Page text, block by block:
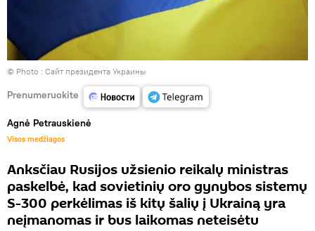
© Photo : Сайт президента Украины
Prenumeruokite
Agnė Petrauskienė
Visos medžiagos
Anksčiau Rusijos užsienio reikalų ministras
paskelbė, kad sovietinių oro gynybos sistemų
S-300 perkėlimas iš kitų šalių į Ukrainą yra
neįmanomas ir bus laikomas neteisėtu